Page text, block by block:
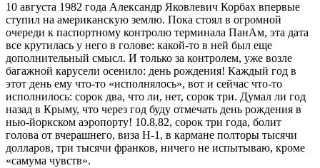
10 августа 1982 года Александр Яковлевич Корбах впервые
ступил на американскую землю. Пока стоял в огромной
очереди к паспортному контролю терминала ПанАм, эта дата
все крутилась у него в голове: какой-то в ней был еще
дополнительный смысл. И только за контролем, уже возле
багажной карусели осенило: день рождения! Каждый год в
этот день ему что-то «исполнялось», вот и сейчас что-то
исполнилось: сорок два, что ли, нет, сорок три. Думал ли год
назад в Крыму, что через год буду отмечать день рождения в
нью-йоркском аэропорту! 10.8.82, сорок три года, болит
голова от вчерашнего, виза Н-1, в кармане полторы тысячи
долларов, три тысячи франков, ничего не испытываю, кроме
«самума чувств».